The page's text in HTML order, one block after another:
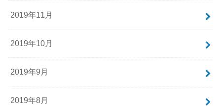
2019年11月
2019年10月
2019年9月
2019年8月